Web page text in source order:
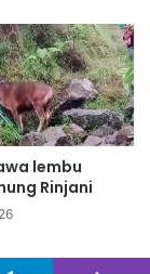
lembu
Rinjani